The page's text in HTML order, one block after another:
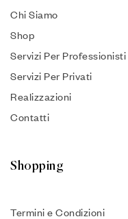
Chi Siamo
Shop
Servizi Per Professionisti
Servizi Per Privati
Realizzazioni
Contatti
Shopping
Termini e Condizioni